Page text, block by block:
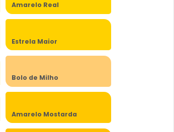
Amarelo Real
Estrela Maior
Bolo de Milho
Amarelo Mostarda